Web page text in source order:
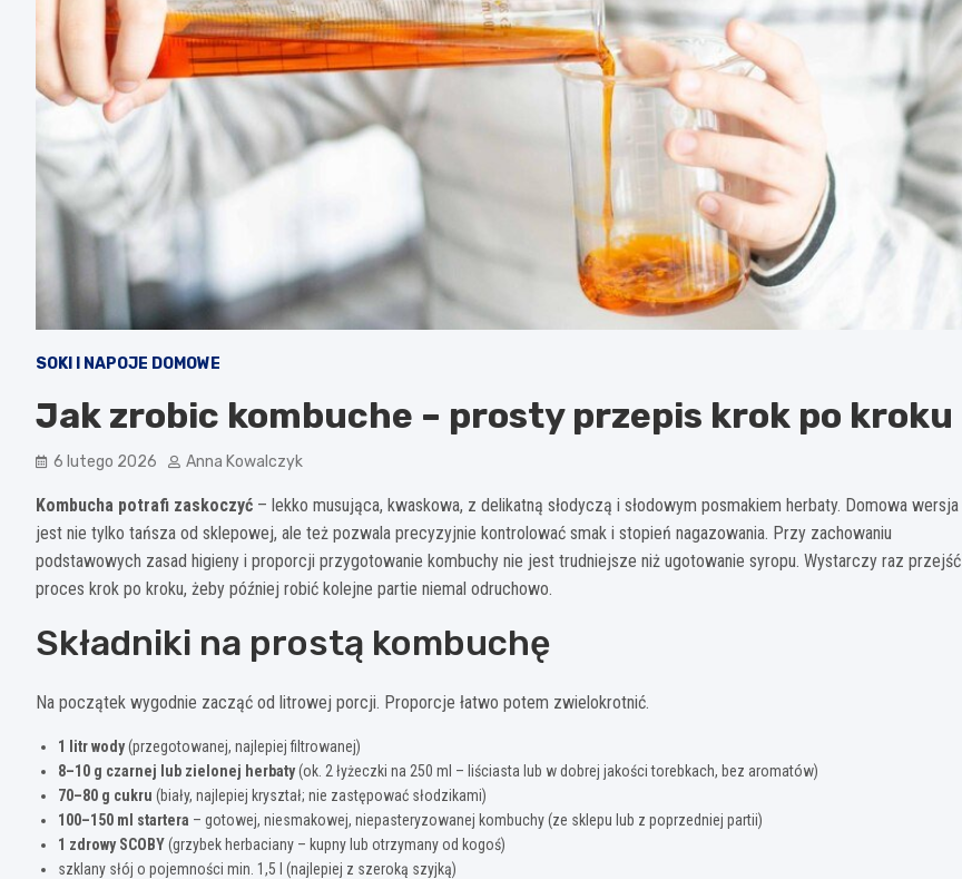
SOKI I NAPOJE DOMOWE
Jak zrobic kombuche – prosty przepis krok po kroku
6 lutego 2026 Anna Kowalczyk
Kombucha potrafi zaskoczyć – lekko musująca, kwaskowa, z delikatną słodyczą i słodowym posmakiem herbaty. Domowa wersja
jest nie tylko tańsza od sklepowej, ale też pozwala precyzyjnie kontrolować smak i stopień nagazowania. Przy zachowaniu
podstawowych zasad higieny i proporcji przygotowanie kombuchy nie jest trudniejsze niż ugotowanie syropu. Wystarczy raz przejść
proces krok po kroku, żeby później robić kolejne partie niemal odruchowo.
Składniki na prostą kombuchę
Na początek wygodnie zacząć od litrowej porcji. Proporcje łatwo potem zwielokrotnić.
1 litr wody(przegotowanej, najlepiej filtrowanej)
8–10 g czarnej lub zielonej herbaty(ok. 2 łyżeczki na 250 ml – liściasta lub w dobrej jakości torebkach, bez aromatów)
70–80 g cukru (biały, najlepiej kryształ; nie zastępować słodzikami)
100–150 ml startera – gotowej, niesmakowej, niepasteryzowanej kombuchy (ze sklepu lub z poprzedniej partii)
1 zdrowy SCOBY(grzybek herbaciany – kupny lub otrzymany od kogoś)
szklany słój o pojemności min. 1,5 l (najlepiej z szeroką szyjką)